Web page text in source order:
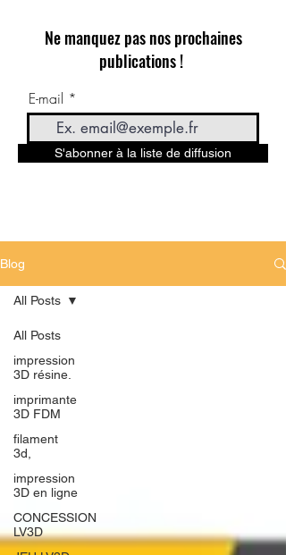
Ne manquez pas nos prochaines
publications !
E-mail
S'abonner à la liste de diffusion
Blog
All Posts
impression
3D résine.
imprimante
3D FDM
filament
3d,
impression
3D en ligne
CONCESSION
LV3D
All Posts